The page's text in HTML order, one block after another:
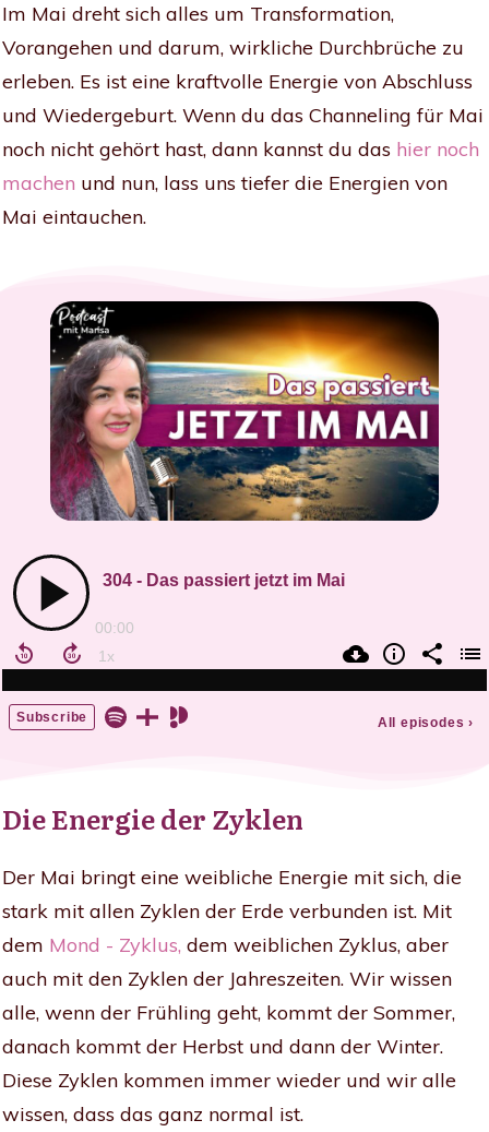
Im Mai dreht sich alles um Transformation,
Vorangehen und darum, wirkliche Durchbrüche zu
erleben. Es ist eine kraftvolle Energie von Abschluss
und Wiedergeburt. Wenn du das Channeling für Mai
noch nicht gehört hast, dann kannst du das hier noch
machen und nun, lass uns tiefer die Energien von
Mai eintauchen.
Die Energie der Zyklen
Der Mai bringt eine weibliche Energie mit sich, die
stark mit allen Zyklen der Erde verbunden ist. Mit
dem Mond - Zyklus, dem weiblichen Zyklus, aber
auch mit den Zyklen der Jahreszeiten. Wir wissen
alle, wenn der Frühling geht, kommt der Sommer,
danach kommt der Herbst und dann der Winter.
Diese Zyklen kommen immer wieder und wir alle
wissen, dass das ganz normal ist.